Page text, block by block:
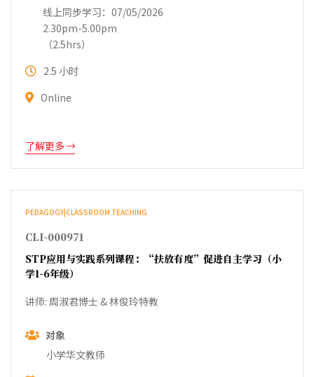
线上同步学习：07/05/2026
2.30pm-5.00pm
（2.5hrs）
2.5 小时
Online
了解更多
PEDAGOGY|CLASSROOM TEACHING
CLI-000971
STP应用与实践系列课程：“扶放有度”促进自主学习（小
学1-6年级）
讲师: 周淑君博士 & 林俊玲特教
对象
小学华文教师